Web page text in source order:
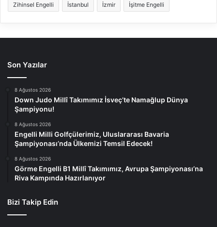
Zihinsel Engelli İstanbul İzmir İşitme Engelli
Son Yazılar
8 Ağustos 2026
Down Judo Millî Takımımız İsveç’te Namağlup Dünya
Şampiyonu!
8 Ağustos 2026
Engelli Milli Golfçülerimiz, Uluslararası Bavaria
Şampiyonası’nda Ülkemizi Temsil Edecek!
8 Ağustos 2026
Görme Engelli B1 Millî Takımımız, Avrupa Şampiyonası’na
Riva Kampında Hazırlanıyor
Bizi Takip Edin